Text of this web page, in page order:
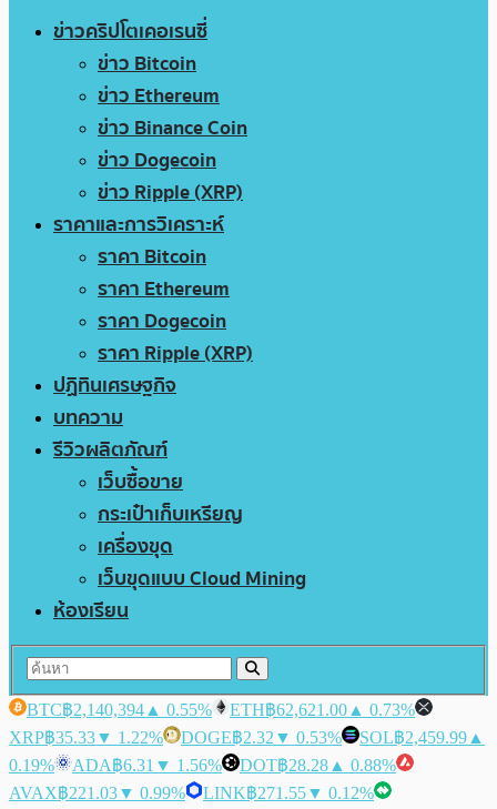
ข่าวคริปโตเคอเรนซี่
ข่าว Bitcoin
ข่าว Ethereum
ข่าว Binance Coin
ข่าว Dogecoin
ข่าว Ripple (XRP)
ราคาและการวิเคราะห์
ราคา Bitcoin
ราคา Ethereum
ราคา Dogecoin
ราคา Ripple (XRP)
ปฏิทินเศรษฐกิจ
บทความ
รีวิวผลิตภัณฑ์
เว็บซื้อขาย
กระเป๋าเก็บเหรียญ
เครื่องขุด
เว็บขุดแบบ Cloud Mining
ห้องเรียน
BTC฿2,140,394 ▲ 0.55% ETH฿62,621.00 ▲ 0.73%
XRP฿35.33▼ 1.22% DOGE฿2.32 ▼ 0.53% SOL฿2,459.99 ▲
0.19%
ADA฿6.31 ▼ 1.56% DOT฿28.28 ▲ 0.88%
AVAX฿221.03▼ 0.99% LINK฿271.55▼ 0.12%